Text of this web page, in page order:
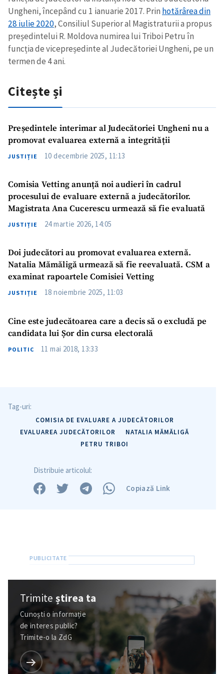
Ungheni, începând cu 1 ianuarie 2017. Prin hotărârea din
28 iulie 2020, Consiliul Superior al Magistraturii a propus
președintelui R. Moldova numirea lui Triboi Petru în
funcția de vicepreședinte al Judecătoriei Ungheni, pe un
termen de 4 ani.
Citește și
Președintele interimar al Judecătoriei Ungheni nu a
promovat evaluarea externă a integrității
JUSTIȚIE 10 decembrie 2025, 11:13
Comisia Vetting anunță noi audieri în cadrul
procesului de evaluare externă a judecătorilor.
Magistrata Ana Cucerescu urmează să fie evaluată
JUSTIȚIE 24 martie 2026, 14:05
Doi judecători au promovat evaluarea externă.
Natalia Mămăligă urmează să fie reevaluată. CSM a
examinat rapoartele Comisiei Vetting
JUSTIȚIE 18 noiembrie 2025, 11:03
Cine este judecătoarea care a decis să o excludă pe
candidata lui Șor din cursa electorală
POLITIC 11 mai 2018, 13:33
Tag-uri:
COMISIA DE EVALUARE A JUDECĂTORILOR
EVALUAREA JUDECĂTORILOR
NATALIA MĂMĂLIGĂ
PETRU TRIBOI
Distribuie articolul:
Copiază Link
Trimiteștirea ta
Cunoști o informație
de interes public?
Trimite-o la ZdG